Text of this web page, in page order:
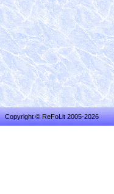
Copyright © ReFoLit 2005-2026